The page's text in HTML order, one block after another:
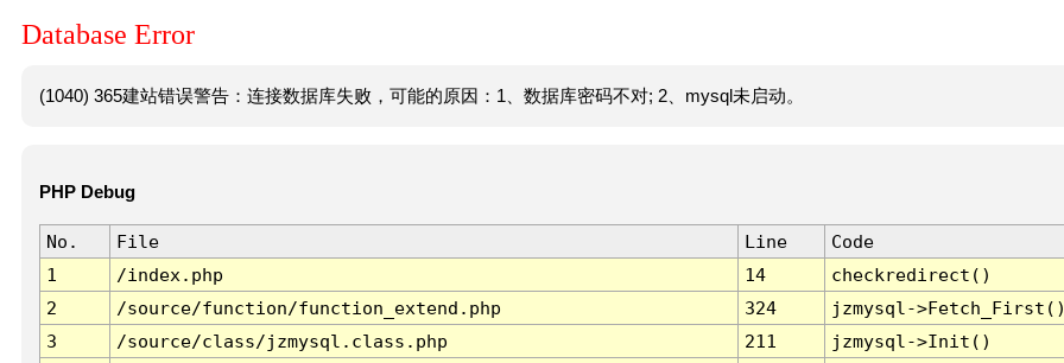
Database Error
(1040) 365建站错误警告：连接数据库失败，可能的原因：1、数据库密码不对; 2、mysql未启动。
PHP Debug
No. File Line
Code
1
/index.php 14
checkredirect()
2
/source/function/function_extend.php 324
jzmysql-
3
/source/class/jzmysql.class.php 211
jzmysql->Init()